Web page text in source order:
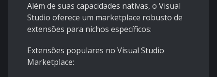
Além de suas capacidades nativas, o Visual
Studio oferece um marketplace robusto de
extensões para nichos específicos:
Extensões populares no Visual Studio
Marketplace: